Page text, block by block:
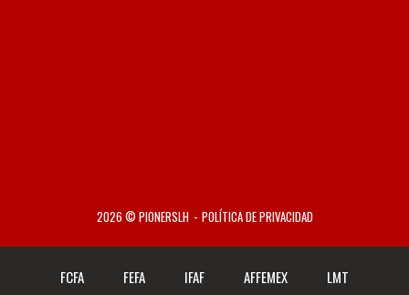
2026 © PIONERSLH POLÍTICA DE PRIVACIDAD
FCFA FEFA IFAF AFFEMEX
LMT